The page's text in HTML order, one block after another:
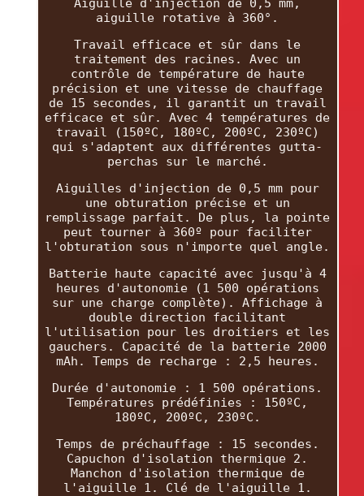
Aiguille d'injection de 0,5 mm,
aiguille rotative à 360°.
Travail efficace et sûr dans le
traitement des racines. Avec un
contrôle de température de haute
précision et une vitesse de chauffage
de 15 secondes, il garantit un travail
efficace et sûr. Avec 4 températures de
travail (150ºC, 180ºC, 200ºC, 230ºC)
qui s'adaptent aux différentes gutta-
perchas sur le marché.
Aiguilles d'injection de 0,5 mm pour
une obturation précise et un
remplissage parfait. De plus, la pointe
peut tourner à 360º pour faciliter
l'obturation sous n'importe quel angle.
Batterie haute capacité avec jusqu'à 4
heures d'autonomie (1 500 opérations
sur une charge complète). Affichage à
double direction facilitant
l'utilisation pour les droitiers et les
gauchers. Capacité de la batterie 2000
mAh. Temps de recharge : 2,5 heures.
Durée d'autonomie : 1 500 opérations.
Températures prédéfinies : 150ºC,
180ºC, 200ºC, 230ºC.
Temps de préchauffage : 15 secondes.
Capuchon d'isolation thermique 2.
Manchon d'isolation thermique de
l'aiguille 1. Clé de l'aiguille 1.